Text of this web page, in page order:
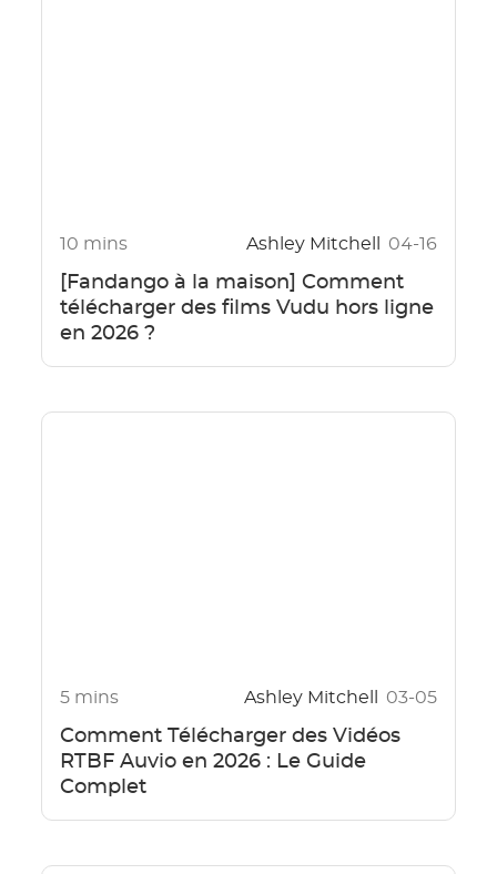
10 mins Ashley Mitchell 04-16
[Fandango à la maison] Comment
télécharger des films Vudu hors ligne
en 2026 ?
5 mins Ashley Mitchell 03-05
Comment Télécharger des Vidéos
RTBF Auvio en 2026 : Le Guide
Complet